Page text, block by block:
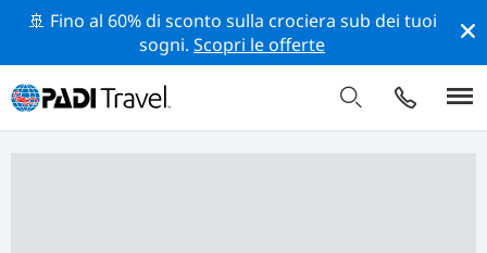
🚢 Fino al 60% di sconto sulla crociera sub dei tuoi
sogni.Scopri le offerte